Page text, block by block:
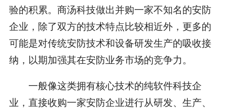
验的积累。商汤科技做出并购一家不知名的安防
企业，除了双方的技术特点比较相近外，更多的
可能是对传统安防技术和设备研发生产的吸收接
纳，以期加强其在安防业务市场的竞争力。
一般像这类拥有核心技术的纯软件科技企
业，直接收购一家安防企业进行从研发、生产、